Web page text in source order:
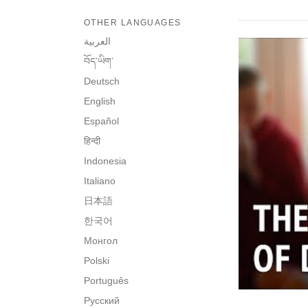
OTHER LANGUAGES
العربية
བོད་ཡིག་
Deutsch
English
Español
हिन्दी
Indonesia
Italiano
日本語
한국어
Монгол
Polski
Português
Русский